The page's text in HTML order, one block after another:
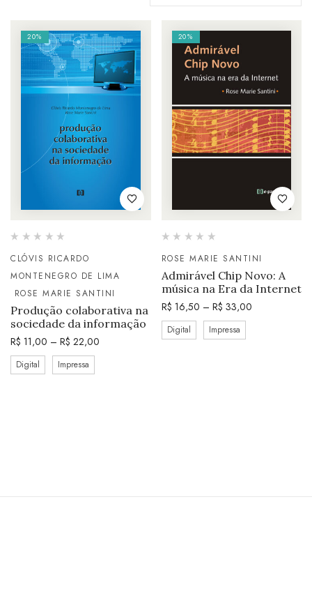
20%
CLÓVIS RICARDO
MONTENEGRO DE LIMA
ROSE MARIE SANTINI
Produção colaborativa na
sociedade da informação
R$ 11,00 – R$ 22,00
Digital Impressa
20%
ROSE MARIE SANTINI
Admirável Chip Novo: A
música na Era da Internet
R$ 16,50 – R$ 33,00
Digital Impressa